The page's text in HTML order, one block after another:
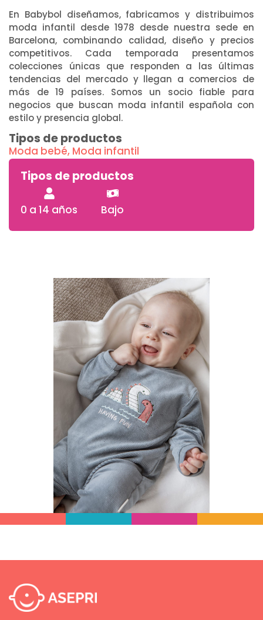
En Babybol diseñamos, fabricamos y distribuimos
moda infantil desde 1978 desde nuestra sede en
Barcelona, combinando calidad, diseño y precios
competitivos. Cada temporada presentamos
colecciones únicas que responden a las últimas
tendencias del mercado y llegan a comercios de
más de 19 países. Somos un socio fiable para
negocios que buscan moda infantil española con
estilo y presencia global.
Tipos de productos
Moda bebé, Moda infantil
Tipos de productos
0 a 14 años Bajo